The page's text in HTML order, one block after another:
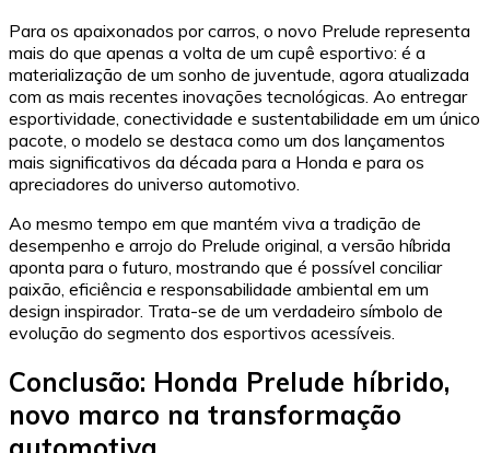
Para os apaixonados por carros, o novo Prelude representa
mais do que apenas a volta de um cupê esportivo: é a
materialização de um sonho de juventude, agora atualizada
com as mais recentes inovações tecnológicas. Ao entregar
esportividade, conectividade e sustentabilidade em um único
pacote, o modelo se destaca como um dos lançamentos
mais significativos da década para a Honda e para os
apreciadores do universo automotivo.
Ao mesmo tempo em que mantém viva a tradição de
desempenho e arrojo do Prelude original, a versão híbrida
aponta para o futuro, mostrando que é possível conciliar
paixão, eficiência e responsabilidade ambiental em um
design inspirador. Trata-se de um verdadeiro símbolo de
evolução do segmento dos esportivos acessíveis.
Conclusão: Honda Prelude híbrido,
novo marco na transformação